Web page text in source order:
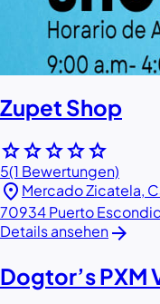
Zupet Shop
starstarstarstarstar
5(1 Bewertungen)
location_on Mercado Zicatela,
70934 Puerto
Details ansehenarrow_forward
Dogtor’s PXM